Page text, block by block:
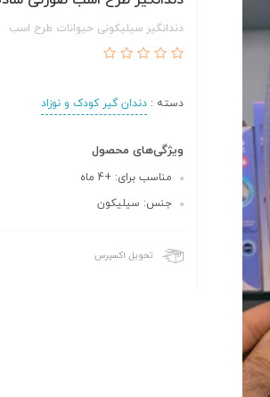
دندانگیر سیلیکونی حیوانات طرح اسب
دسته :دندان گیر کودک و نوزاد
ویژگی‌های محصول
مناسب برای: +4 ماه
جنس: سیلیکون
تحویل اکسپرس